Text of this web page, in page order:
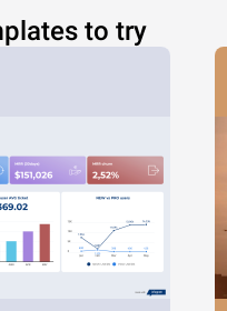
to try